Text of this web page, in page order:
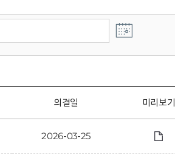
의결일 미리보기
2026-03-25